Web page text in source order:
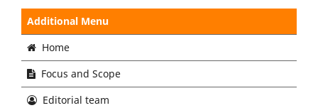
Additional Menu
Home
Focus and Scope
Editorial team